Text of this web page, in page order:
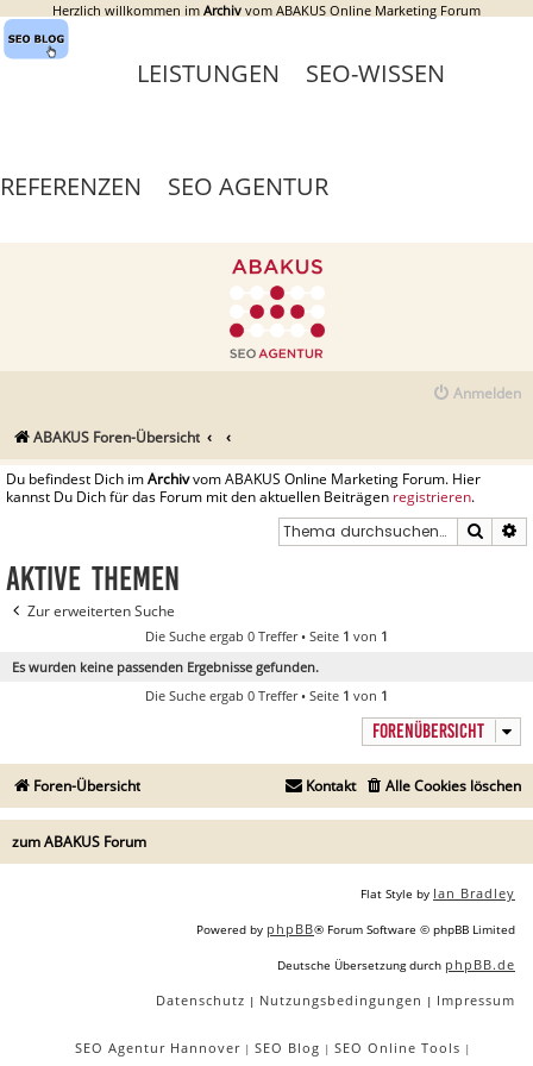
Herzlich willkommen im Archiv vom ABAKUS Online Marketing Forum
LEISTUNGEN SEO-WISSEN
REFERENZEN SEO AGENTUR
Anmelden
ABAKUS Foren-Übersicht
Du befindest Dich imArchivvom ABAKUS Online Marketing Forum. Hier
kannst Du Dich für das Forum mit den aktuellen Beiträgen registrieren.
Suche
Aktive Themen
Zur erweiterten Suche
Die Suche ergab 0 Treffer • Seite 1 von 1
Es wurden keine passenden Ergebnisse gefunden.
Die Suche ergab 0 Treffer • Seite 1 von 1
FORENÜBERSICHT
Foren-Übersicht Alle Cookies löschen
Kontakt
zum ABAKUS Forum
Flat Style by Ian Bradley
Powered by phpBB® Forum Software © phpBB Limited
Deutsche Übersetzung durch phpBB.de
Datenschutz | Nutzungsbedingungen | Impressum
SEO Agentur Hannover| SEO Blog | SEO Online Tools |